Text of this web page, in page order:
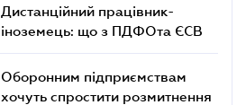
Дистанційний працівник-
іноземець: що з ПДФОта ЄСВ
Оборонним підприємствам
хочуть спростити розмитнення